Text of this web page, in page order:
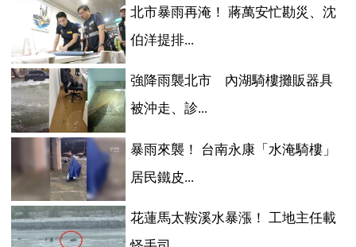
北市暴雨再淹！ 蔣萬安忙勘災、沈
伯洋提排...
強降雨襲北市 內湖騎樓攤販器具
被沖走、診...
暴雨來襲！ 台南永康「水淹騎樓」
居民鐵皮...
花蓮馬太鞍溪水暴漲！ ​工地主任載